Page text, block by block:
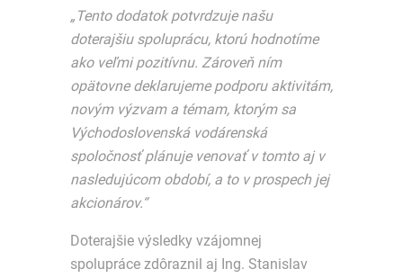
„Tento dodatok potvrdzuje našu
doterajšiu spoluprácu, ktorú hodnotíme
ako veľmi pozitívnu. Zároveň ním
opätovne deklarujeme podporu aktivitám,
novým výzvam a témam, ktorým sa
Východoslovenská vodárenská
spoločnosť plánuje venovať v tomto aj v
nasledujúcom období, a to v prospech jej
akcionárov.“
Doterajšie výsledky vzájomnej
spolupráce zdôraznil aj Ing. Stanislav